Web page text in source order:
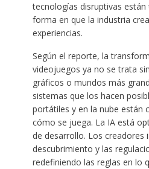
tecnologías disruptivas
forma en que la industria
experiencias.
Según el reporte, la
videojuegos ya no se trata
gráficos o mundos más
sistemas que los hacen
portátiles y en la nube están
cómo se juega. La IA está
de desarrollo. Los creadores
descubrimiento y las
redefiniendo las reglas en lo